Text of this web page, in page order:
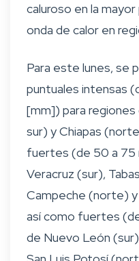
caluroso en la
onda de calor en
Para este lunes, se
puntuales intensas
[mm]) para
sur) y Chiapas
fuertes (de 50 a 75
Veracruz (sur),
Campeche (norte)
así como fuertes
de Nuevo León